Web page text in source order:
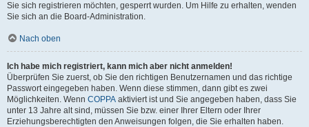
Sie sich registrieren möchten, gesperrt wurden. Um Hilfe zu erhalten, wenden
Sie sich an die Board-Administration.
Nach oben
Ich habe mich registriert, kann mich aber nicht anmelden!
Überprüfen Sie zuerst, ob Sie den richtigen Benutzernamen und das richtige
Passwort eingegeben haben. Wenn diese stimmen, dann gibt es zwei
Möglichkeiten. Wenn COPPA aktiviert ist und Sie angegeben haben, dass Sie
unter 13 Jahre alt sind, müssen Sie bzw. einer Ihrer Eltern oder Ihrer
Erziehungsberechtigten den Anweisungen folgen, die Sie erhalten haben.